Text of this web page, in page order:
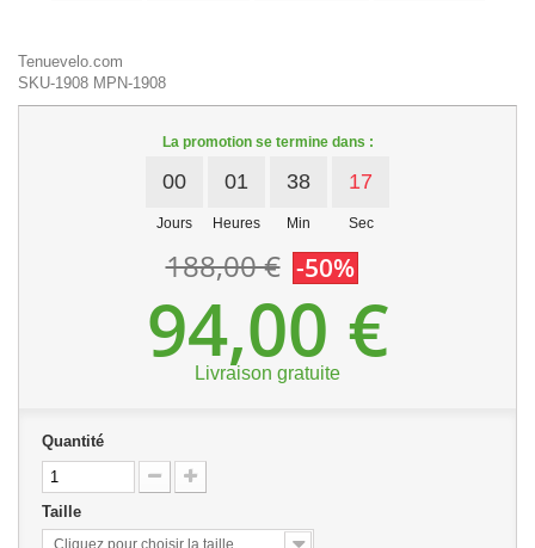
Tenuevelo.com
SKU-1908 MPN-1908
La promotion se termine dans :
00
Jours
01
Heures
38
Min
16
Sec
188,00 € -50%
94,00 €
Livraison gratuite
Quantité
Taille
Cliquez pour choisir la taille